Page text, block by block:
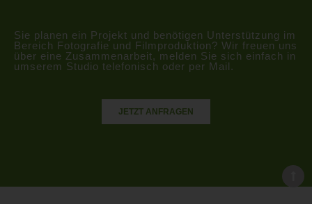
Sie planen ein Projekt und benötigen Unterstützung im
Bereich Fotografie und Filmproduktion? Wir freuen uns
über eine Zusammenarbeit, melden Sie sich einfach in
umserem Studio telefonisch oder per Mail.
JETZT ANFRAGEN